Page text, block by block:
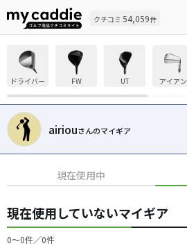
クチコミ 54,059件
ドライバー FW UT アイアン
airiouさんのマイギア
現在使用中
現在使用していないマイギア
0〜0件／0件